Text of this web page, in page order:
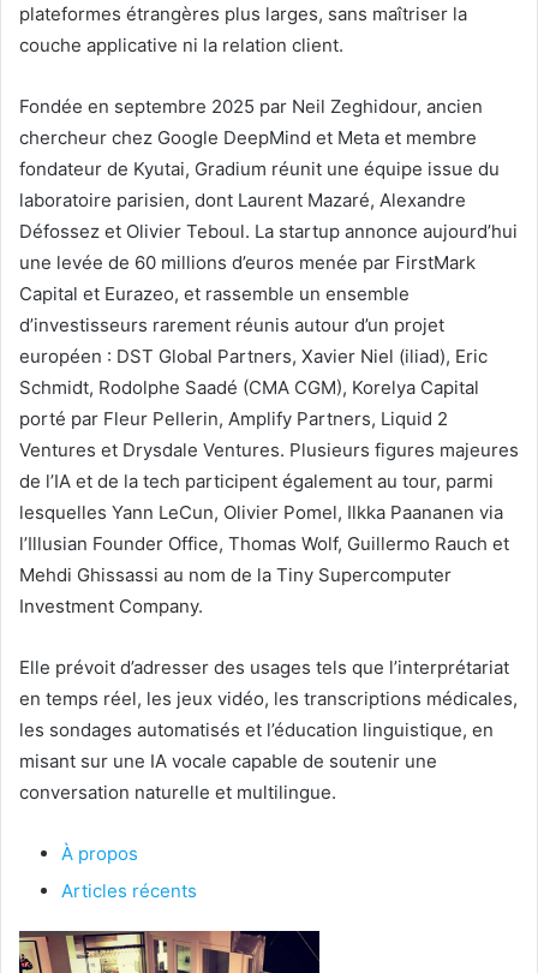
plateformes étrangères plus larges, sans maîtriser la
couche applicative ni la relation client.
Fondée en septembre 2025 par Neil Zeghidour, ancien
chercheur chez Google DeepMind et Meta et membre
fondateur de Kyutai, Gradium réunit une équipe issue du
laboratoire parisien, dont Laurent Mazaré, Alexandre
Défossez et Olivier Teboul. La startup annonce aujourd’hui
une levée de 60 millions d’euros menée par FirstMark
Capital et Eurazeo, et rassemble un ensemble
d’investisseurs rarement réunis autour d’un projet
européen : DST Global Partners, Xavier Niel (iliad), Eric
Schmidt, Rodolphe Saadé (CMA CGM), Korelya Capital
porté par Fleur Pellerin, Amplify Partners, Liquid 2
Ventures et Drysdale Ventures. Plusieurs figures majeures
de l’IA et de la tech participent également au tour, parmi
lesquelles Yann LeCun, Olivier Pomel, Ilkka Paananen via
l’Illusian Founder Office, Thomas Wolf, Guillermo Rauch et
Mehdi Ghissassi au nom de la Tiny Supercomputer
Investment Company.
Elle prévoit d’adresser des usages tels que l’interprétariat
en temps réel, les jeux vidéo, les transcriptions médicales,
les sondages automatisés et l’éducation linguistique, en
misant sur une IA vocale capable de soutenir une
conversation naturelle et multilingue.
À propos
Articles récents